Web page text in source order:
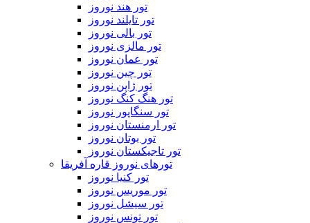
تور هند نوروز
تور تایلند نوروز
تور بالی نوروز
تور مالزی نوروز
تور عمان نوروز
تور چین نوروز
تور ژاپن نوروز
تور هنگ کنگ نوروز
تور سنگاپور نوروز
تور ارمنستان نوروز
تور بوتان نوروز
تور تاجیکستان نوروز
تورهای نوروز قاره آفریقا
تور کنیا نوروز
تور موریس نوروز
تور سیشل نوروز
تور تونس نوروز